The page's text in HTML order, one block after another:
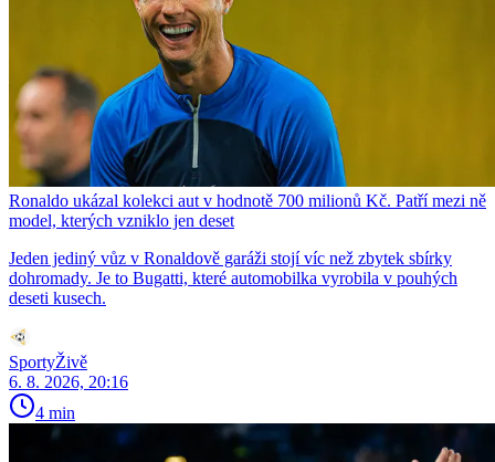
Ronaldo ukázal kolekci aut v hodnotě 700 milionů Kč. Patří mezi ně
model, kterých vzniklo jen deset
Jeden jediný vůz v Ronaldově garáži stojí víc než zbytek sbírky
dohromady. Je to Bugatti, které automobilka vyrobila v pouhých
deseti kusech.
SportyŽivě
6. 8. 2026, 20:16
4 min